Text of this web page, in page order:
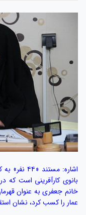
اشاره:
بانوی کارآفرینی است که
عمار را کسب کرد، نشان